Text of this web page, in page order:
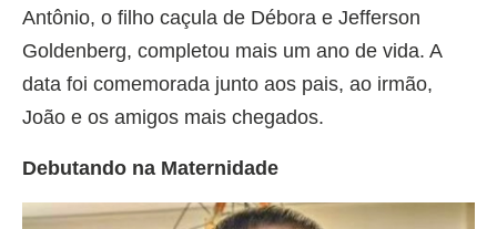
Antônio, o filho caçula de Débora e Jefferson
Goldenberg, completou mais um ano de vida. A
data foi comemorada junto aos pais, ao irmão,
João e os amigos mais chegados.
Debutando na Maternidade